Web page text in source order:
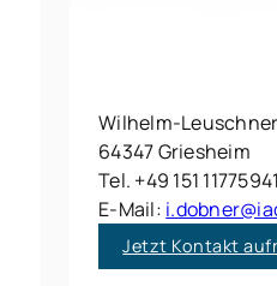
Wilhelm-
64347 Griesheim
Tel. +49 151 11775941
E-Mail:
Jetzt Kontakt